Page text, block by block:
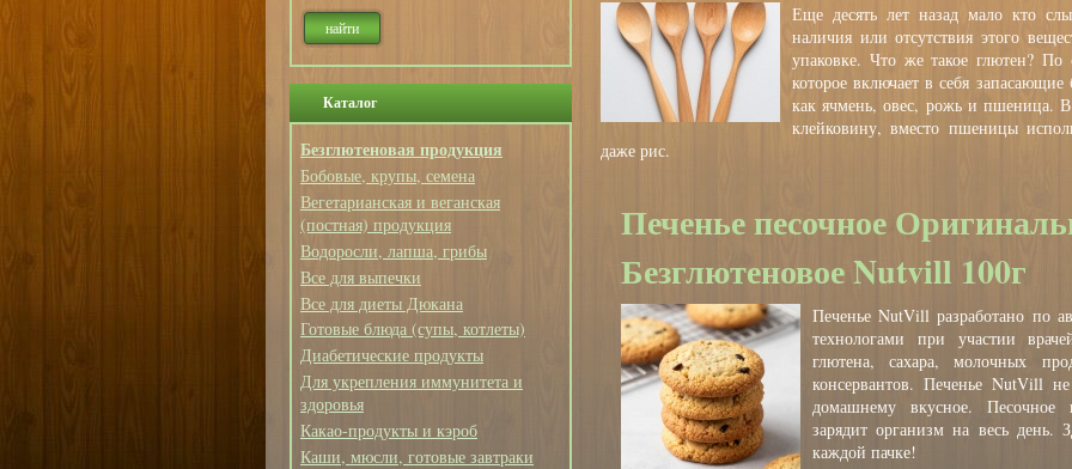
Каталог
Безглютеновая продукция
Бобовые, крупы, семена
Вегетарианская и веганская
(постная) продукция
Водоросли, лапша, грибы
Все для выпечки
Все для диеты Дюкана
Готовые блюда (супы, котлеты)
Диабетические продукты
Для укрепления иммунитета и
здоровья
Какао-продукты и кэроб
Каши, мюсли, готовые завтраки
Еще десять лет назад мало кто
наличия или отсутствия этого
упаковке. Что же такое глютен? По
которое включает в себя
как ячмень, овес, рожь и пшеница.
клейковину, вместо пшеницы
даже рис.
Печенье песочное
Безглютеновое Nutvill 100г
Печенье NutVill разработано по
технологами при участии
глютена, сахара, молочных
консервантов. Печенье NutVill
домашнему вкусное. Песочное
зарядит организм на весь день.
каждой пачке!